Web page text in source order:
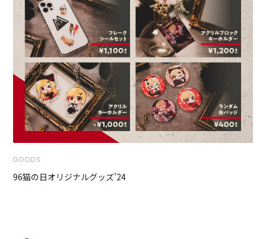
GOODS
96猫の日オリジナルグッズ’24